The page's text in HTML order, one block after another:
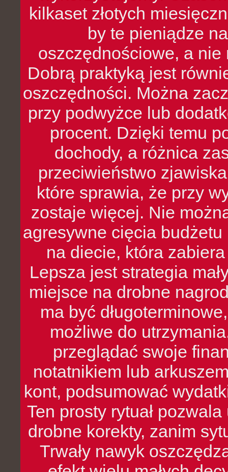
kilkaset złotych
by te pieniądze
oszczędnościowe, a nie
Dobrą praktyką jest
oszczędności. Można
przy podwyżce lub
procent. Dzięki temu
dochody, a różnica
przeciwieństwo
które sprawia, że przy
zostaje więcej. Nie
agresywne cięcia
na diecie, która
Lepsza jest strategia
miejsce na drobne
ma być
możliwe do
przeglądać swoje
notatnikiem lub
kont, podsumować
Ten prosty rytuał
drobne korekty, zanim
Trwały nawyk